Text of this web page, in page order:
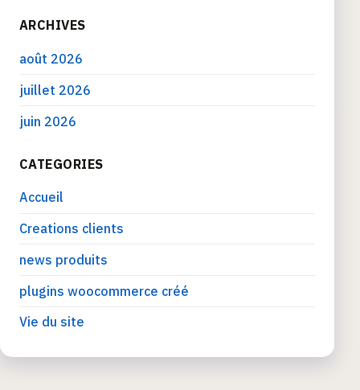
ARCHIVES
août 2026
juillet 2026
juin 2026
CATEGORIES
Accueil
Creations clients
news produits
plugins woocommerce créé
Vie du site